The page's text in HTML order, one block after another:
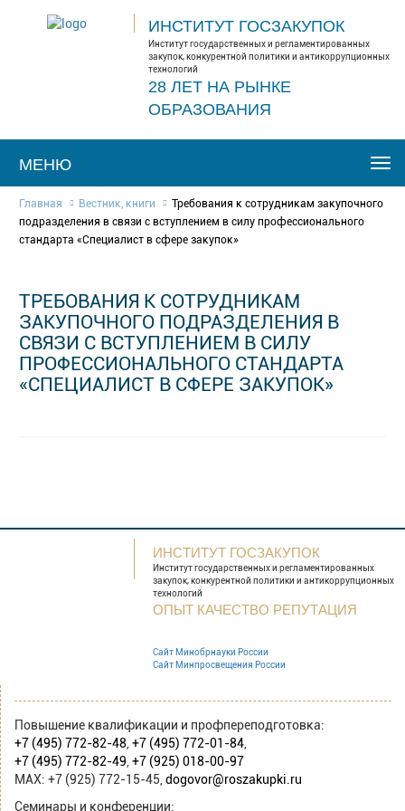
ИНСТИТУТ ГОСЗАКУПОК
Институт государственных и регламентированных
закупок, конкурентной политики и антикоррупционных
технологий
28 ЛЕТ НА РЫНКЕ
ОБРАЗОВАНИЯ
МЕНЮ
Главная Вестник, книги
Требования к сотрудникам закупочного
подразделения в связи с вступлением в силу профессионального
стандарта «Специалист в сфере закупок»
ТРЕБОВАНИЯ К СОТРУДНИКАМ
ЗАКУПОЧНОГО ПОДРАЗДЕЛЕНИЯ В
СВЯЗИ С ВСТУПЛЕНИЕМ В СИЛУ
ПРОФЕССИОНАЛЬНОГО СТАНДАРТА
«СПЕЦИАЛИСТ В СФЕРЕ ЗАКУПОК»
ИНСТИТУТ ГОСЗАКУПОК
Институт государственных и регламентированных
закупок, конкурентной политики и антикоррупционных
технологий
ОПЫТ КАЧЕСТВО РЕПУТАЦИЯ
Сайт Минобрнауки России
Сайт Минпросвещения России
Повышение квалификации и профпереподготовка:
+7 (495) 772-82-48,+7 (495) 772-01-84,
+7 (495) 772-82-49,+7 (925) 018-00-97
MAX: +7 (925) 772-15-45,dogovor@roszakupki.ru
Семинары и конференции: